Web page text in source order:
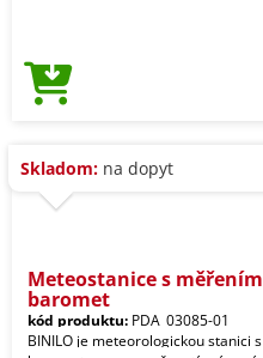
Skladom: na dopyt
Meteostanice s měřením
baromet
kód produktu: PDA_03085-01
BINILO je meteorologickou stanici s